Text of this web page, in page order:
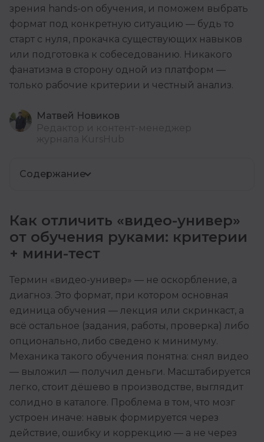
зрения hands-on обучения, и поможем выбрать
формат под конкретную ситуацию — будь то
старт с нуля, прокачка существующих навыков
или подготовка к собеседованию. Никакого
фанатизма в сторону одной из платформ —
только рабочие критерии и честный анализ.
Матвей Новиков
Содержание
Как отличить «видео-универ»
от обучения руками: критерии
+ мини-тест
Термин «видео-универ» — не оскорбление, а
диагноз. Это формат, при котором основная
единица обучения — лекция или скринкаст, а
всё остальное (задания, работы, проверка) либо
опционально, либо сведено к минимуму.
Механика такого обучения понятна: снял видео
— выложил — получил деньги. Масштабируется
легко, стоит дёшево в производстве, выглядит
солидно в каталоге. Проблема в том, что мозг
устроен иначе: навык формируется через
действие, ошибку и коррекцию — а не через